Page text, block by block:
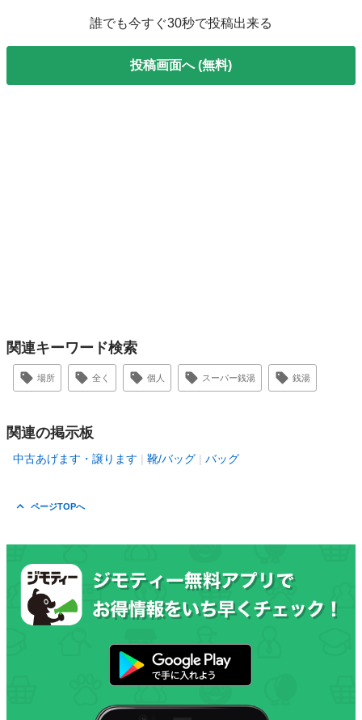
誰でも今すぐ30秒で投稿出来る
投稿画面へ (無料)
関連キーワード検索
場所 全く 個人 スーパー銭湯 銭湯
関連の掲示板
中古あげます・譲ります 靴/バッグ バッグ
ページTOPへ